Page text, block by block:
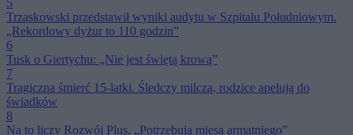
Trzaskowski przedstawił wyniki audytu w Szpitalu Południowym.
„Rekordowy dyżur to 110 godzin”
6
Tusk o Giertychu: „Nie jest świętą krową”
7
Tragiczna śmierć 15-latki. Śledczy milczą, rodzice apelują do
świadków
8
Na to liczy Rozwój Plus. „Potrzebują mięsa armatniego”